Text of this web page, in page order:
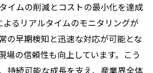
イムの削減とコストの最小化を達成
よるリアルタイムのモニタリングが
の早期検知と迅速な対応が可能とな
場の信頼性も向上しています。こう
持続可能な成長を支え、産業界全体